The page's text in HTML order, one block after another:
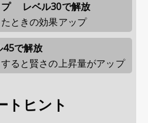
レベル30で解放
ときの効果アップ
45で解放
ると賢さの上昇量がアップ
トヒント